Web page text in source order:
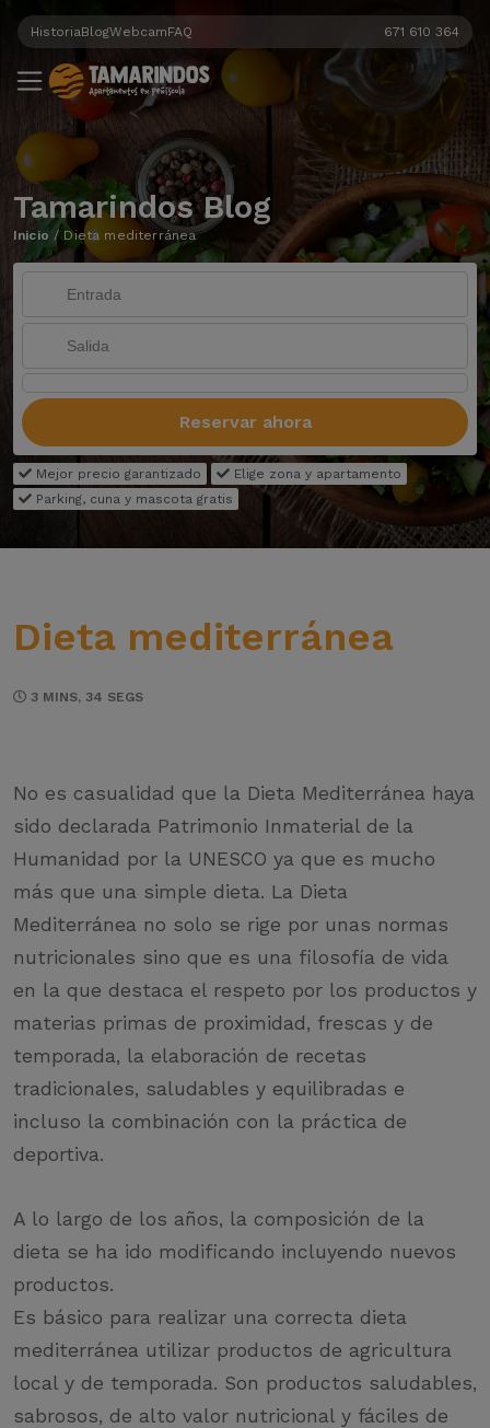
HistoriaBlogWebcamFAQ 671 610 364
Tamarindos Blog
Inicio / Dieta mediterránea
Reservar ahora
Mejor precio garantizado
Elige zona y apartamento
Parking, cuna y mascota gratis
Dieta mediterránea
3 MINS, 34 SEGS
No es casualidad que la Dieta Mediterránea haya
sido declarada Patrimonio Inmaterial de la
Humanidad por la UNESCO ya que es mucho
más que una simple dieta. La Dieta
Mediterránea no solo se rige por unas normas
nutricionales sino que es una filosofía de vida
en la que destaca el respeto por los productos y
materias primas de proximidad, frescas y de
temporada, la elaboración de recetas
tradicionales, saludables y equilibradas e
incluso la combinación con la práctica de
deportiva.
A lo largo de los años, la composición de la
dieta se ha ido modificando incluyendo nuevos
productos.
Es básico para realizar una correcta dieta
mediterránea utilizar productos de agricultura
local y de temporada. Son productos saludables,
sabrosos, de alto valor nutricional y fáciles de